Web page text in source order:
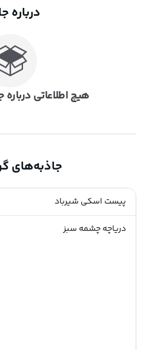
درباره
هیچ اطلاعاتی
جاذبه‌های
پیست اسکی شیرباد
دریاچه چشمه سبز